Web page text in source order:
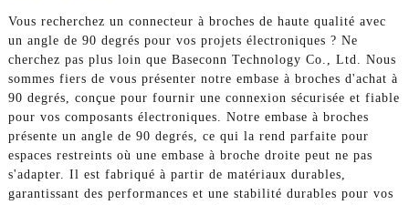
Vous recherchez un connecteur à broches de haute qualité avec
un angle de 90 degrés pour vos projets électroniques ? Ne
cherchez pas plus loin que Baseconn Technology Co., Ltd. Nous
sommes fiers de vous présenter notre embase à broches d'achat à
90 degrés, conçue pour fournir une connexion sécurisée et fiable
pour vos composants électroniques. Notre embase à broches
présente un angle de 90 degrés, ce qui la rend parfaite pour
espaces restreints où une embase à broche droite peut ne pas
s'adapter. Il est fabriqué à partir de matériaux durables,
garantissant des performances et une stabilité durables pour vos